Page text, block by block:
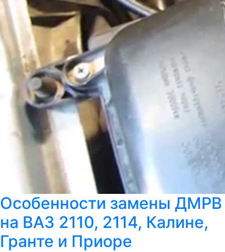
Особенности замены ДМРВ
на ВАЗ 2110, 2114, Калине,
Гранте и Приоре